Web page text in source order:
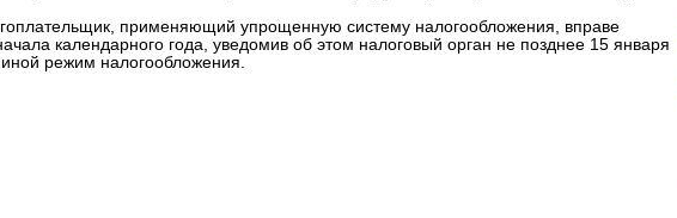
применяющий упрощенную систему налогообложения, вправе
календарного года, уведомив об этом налоговый орган не позднее 15 января
режим налогообложения.